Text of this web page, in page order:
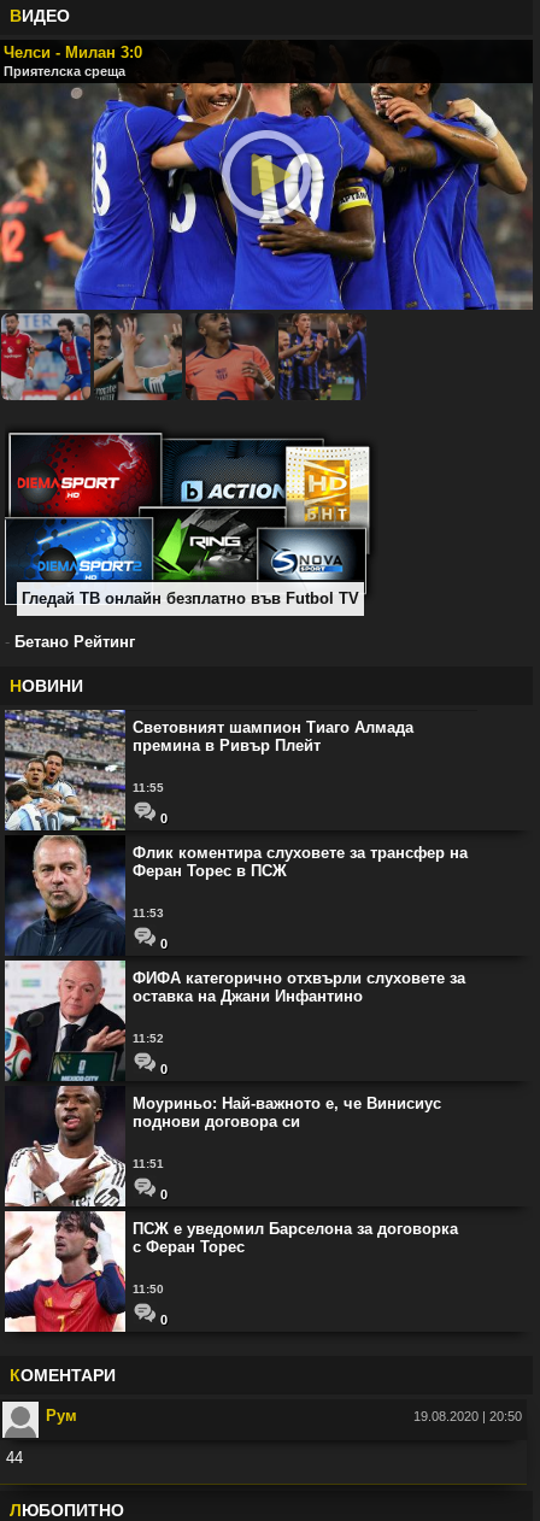
ВИДЕО
Челси - Милан 3:0
Приятелска среща
Гледай ТВ онлайн безплатно във Futbol TV
- Бетано Рейтинг
НОВИНИ
Световният шампион Тиаго Алмада
премина в Ривър Плейт
11:55
0
Флик коментира слуховете за трансфер на
Феран Торес в ПСЖ
11:53
0
ФИФА категорично отхвърли слуховете за
оставка на Джани Инфантино
11:52
0
Моуриньо: Най-важното е, че Винисиус
поднови договора си
11:51
0
ПСЖ е уведомил Барселона за договорка
с Феран Торес
11:50
0
КОМЕНТАРИ
Рум 19.08.2020 | 20:50
44
Във: Рио Фърдинанд: Джуд Белингам ще спечели Златната топка
ЛЮБОПИТНО